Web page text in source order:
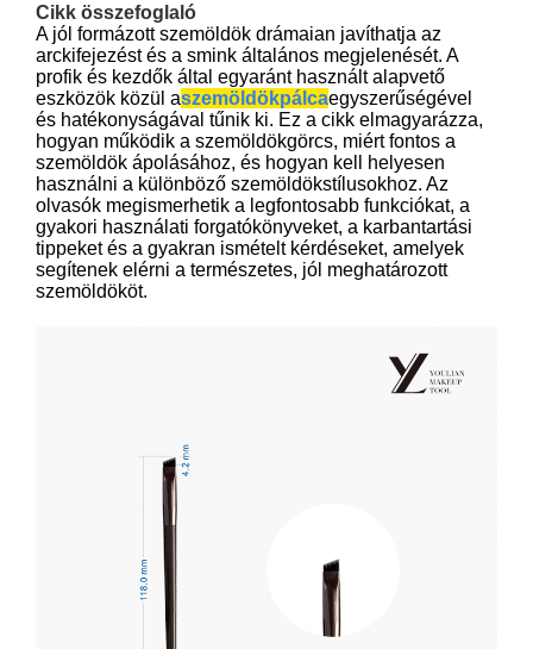
Cikk összefoglaló
A jól formázott szemöldök drámaian javíthatja az
arckifejezést és a smink általános megjelenését. A
profik és kezdők által egyaránt használt alapvető
eszközök közül aszemöldökpálcaegyszerűségével
és hatékonyságával tűnik ki. Ez a cikk elmagyarázza,
hogyan működik a szemöldökgörcs, miért fontos a
szemöldök ápolásához, és hogyan kell helyesen
használni a különböző szemöldökstílusokhoz. Az
olvasók megismerhetik a legfontosabb funkciókat, a
gyakori használati forgatókönyveket, a karbantartási
tippeket és a gyakran ismételt kérdéseket, amelyek
segítenek elérni a természetes, jól meghatározott
szemöldököt.